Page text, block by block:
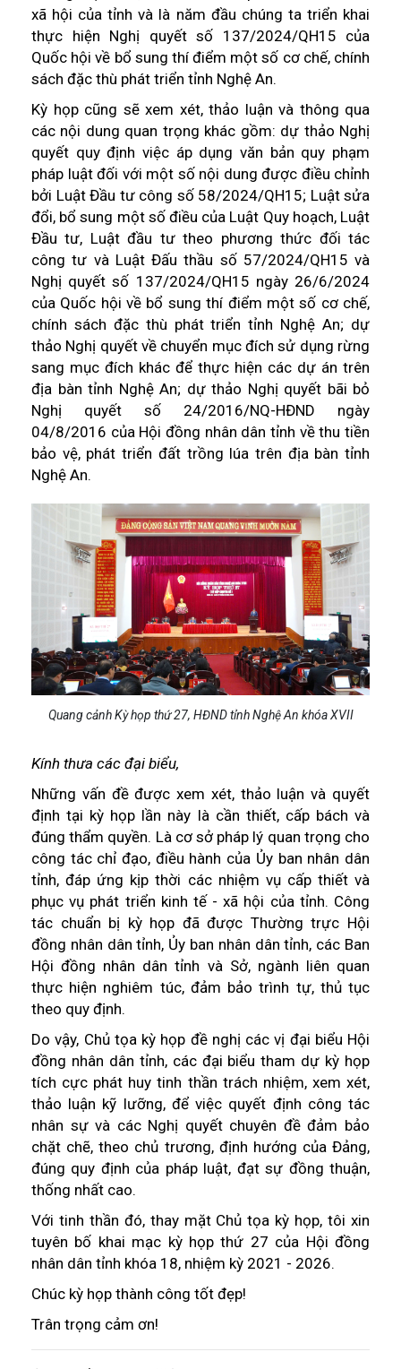
xã hội của tỉnh và là năm đầu chúng ta triển khai
thực hiện Nghị quyết số 137/2024/QH15 của
Quốc hội về bổ sung thí điểm một số cơ chế, chính
sách đặc thù phát triển tỉnh Nghệ An.
Kỳ họp cũng sẽ xem xét, thảo luận và thông qua
các nội dung quan trọng khác gồm: dự thảo Nghị
quyết quy định việc áp dụng văn bản quy phạm
pháp luật đối với một số nội dung được điều chỉnh
bởi Luật Đầu tư công số 58/2024/QH15; Luật sửa
đổi, bổ sung một số điều của Luật Quy hoạch, Luật
Đầu tư, Luật đầu tư theo phương thức đối tác
công tư và Luật Đấu thầu số 57/2024/QH15 và
Nghị quyết số 137/2024/QH15 ngày 26/6/2024
của Quốc hội về bổ sung thí điểm một số cơ chế,
chính sách đặc thù phát triển tỉnh Nghệ An; dự
thảo Nghị quyết về chuyển mục đích sử dụng rừng
sang mục đích khác để thực hiện các dự án trên
địa bàn tỉnh Nghệ An; dự thảo Nghị quyết bãi bỏ
Nghị quyết số 24/2016/NQ-HĐND ngày
04/8/2016 của Hội đồng nhân dân tỉnh về thu tiền
bảo vệ, phát triển đất trồng lúa trên địa bàn tỉnh
Nghệ An.
Quang cảnh Kỳ họp thứ 27, HĐND tỉnh Nghệ An khóa XVII
Kính thưa các đại biểu,
Những vấn đề được xem xét, thảo luận và quyết
định tại kỳ họp lần này là cần thiết, cấp bách và
đúng thẩm quyền. Là cơ sở pháp lý quan trọng cho
công tác chỉ đạo, điều hành của Ủy ban nhân dân
tỉnh, đáp ứng kịp thời các nhiệm vụ cấp thiết và
phục vụ phát triển kinh tế - xã hội của tỉnh. Công
tác chuẩn bị kỳ họp đã được Thường trực Hội
đồng nhân dân tỉnh, Ủy ban nhân dân tỉnh, các Ban
Hội đồng nhân dân tỉnh và Sở, ngành liên quan
thực hiện nghiêm túc, đảm bảo trình tự, thủ tục
theo quy định.
Do vậy, Chủ tọa kỳ họp đề nghị các vị đại biểu Hội
đồng nhân dân tỉnh, các đại biểu tham dự kỳ họp
tích cực phát huy tinh thần trách nhiệm, xem xét,
thảo luận kỹ lưỡng, để việc quyết định công tác
nhân sự và các Nghị quyết chuyên đề đảm bảo
chặt chẽ, theo chủ trương, định hướng của Đảng,
đúng quy định của pháp luật, đạt sự đồng thuận,
thống nhất cao.
Với tinh thần đó, thay mặt Chủ tọa kỳ họp, tôi xin
tuyên bố khai mạc kỳ họp thứ 27 của Hội đồng
nhân dân tỉnh khóa 18, nhiệm kỳ 2021 - 2026.
Chúc kỳ họp thành công tốt đẹp!
Trân trọng cảm ơn!